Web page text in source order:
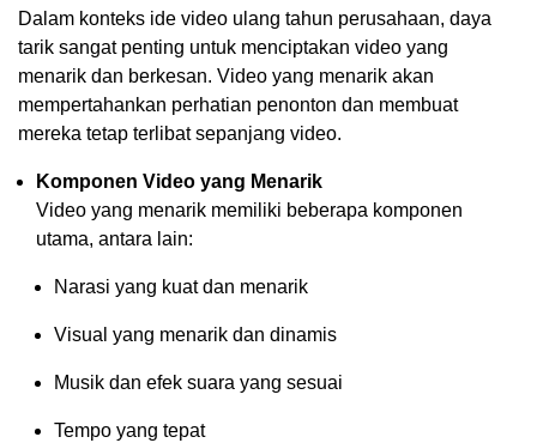
Dalam konteks ide video ulang tahun perusahaan, daya
tarik sangat penting untuk menciptakan video yang
menarik dan berkesan. Video yang menarik akan
mempertahankan perhatian penonton dan membuat
mereka tetap terlibat sepanjang video.
Komponen Video yang Menarik
Video yang menarik memiliki beberapa komponen
utama, antara lain:
Narasi yang kuat dan menarik
Visual yang menarik dan dinamis
Musik dan efek suara yang sesuai
Tempo yang tepat